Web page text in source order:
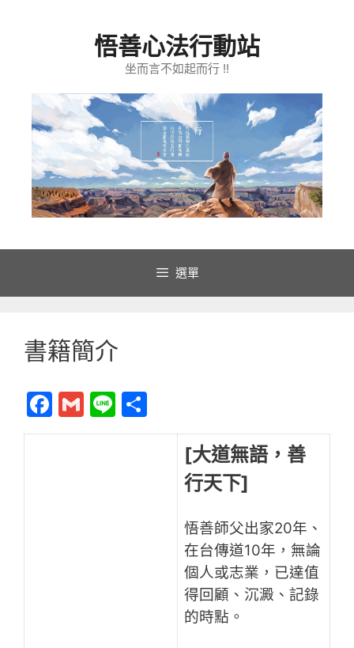
悟善心法行動站
坐而言不如起而行 !!
選單
書籍簡介
F
a
G
m
Li
n 享
[大道無語，善
行天下]
悟善師父出家20年、
在台傳道10年，無論
個人或志業，已達值
得回顧、沉澱、記錄
的時點。